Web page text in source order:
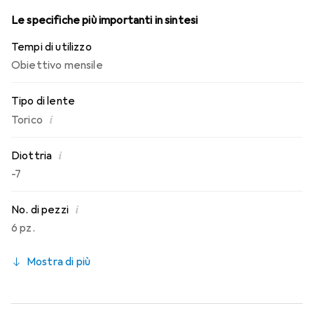
Le specifiche più importanti in sintesi
Tempi di utilizzo
Obiettivo mensile
Tipo di lente
Torico i
Diottria i
-7
No. di pezzi i
6 pz.
Mostra di più